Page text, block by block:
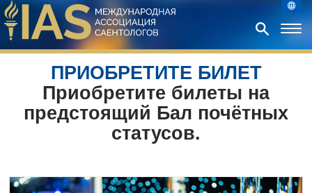
ПРИОБРЕТИТЕ БИЛЕТ
Приобретите билеты на
предстоящий Бал почётных
статусов.